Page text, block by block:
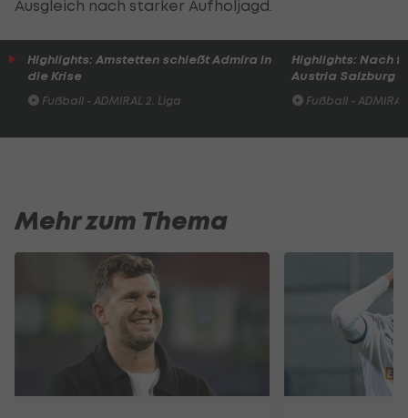
Ausgleich nach starker Aufholjagd.
Highlights: Amstetten schießt Admira in
die Krise
Fußball - ADMIRAL 2. Liga
Highlights: Nach
Austria Salzburg
Fußball -
Mehr zum Thema